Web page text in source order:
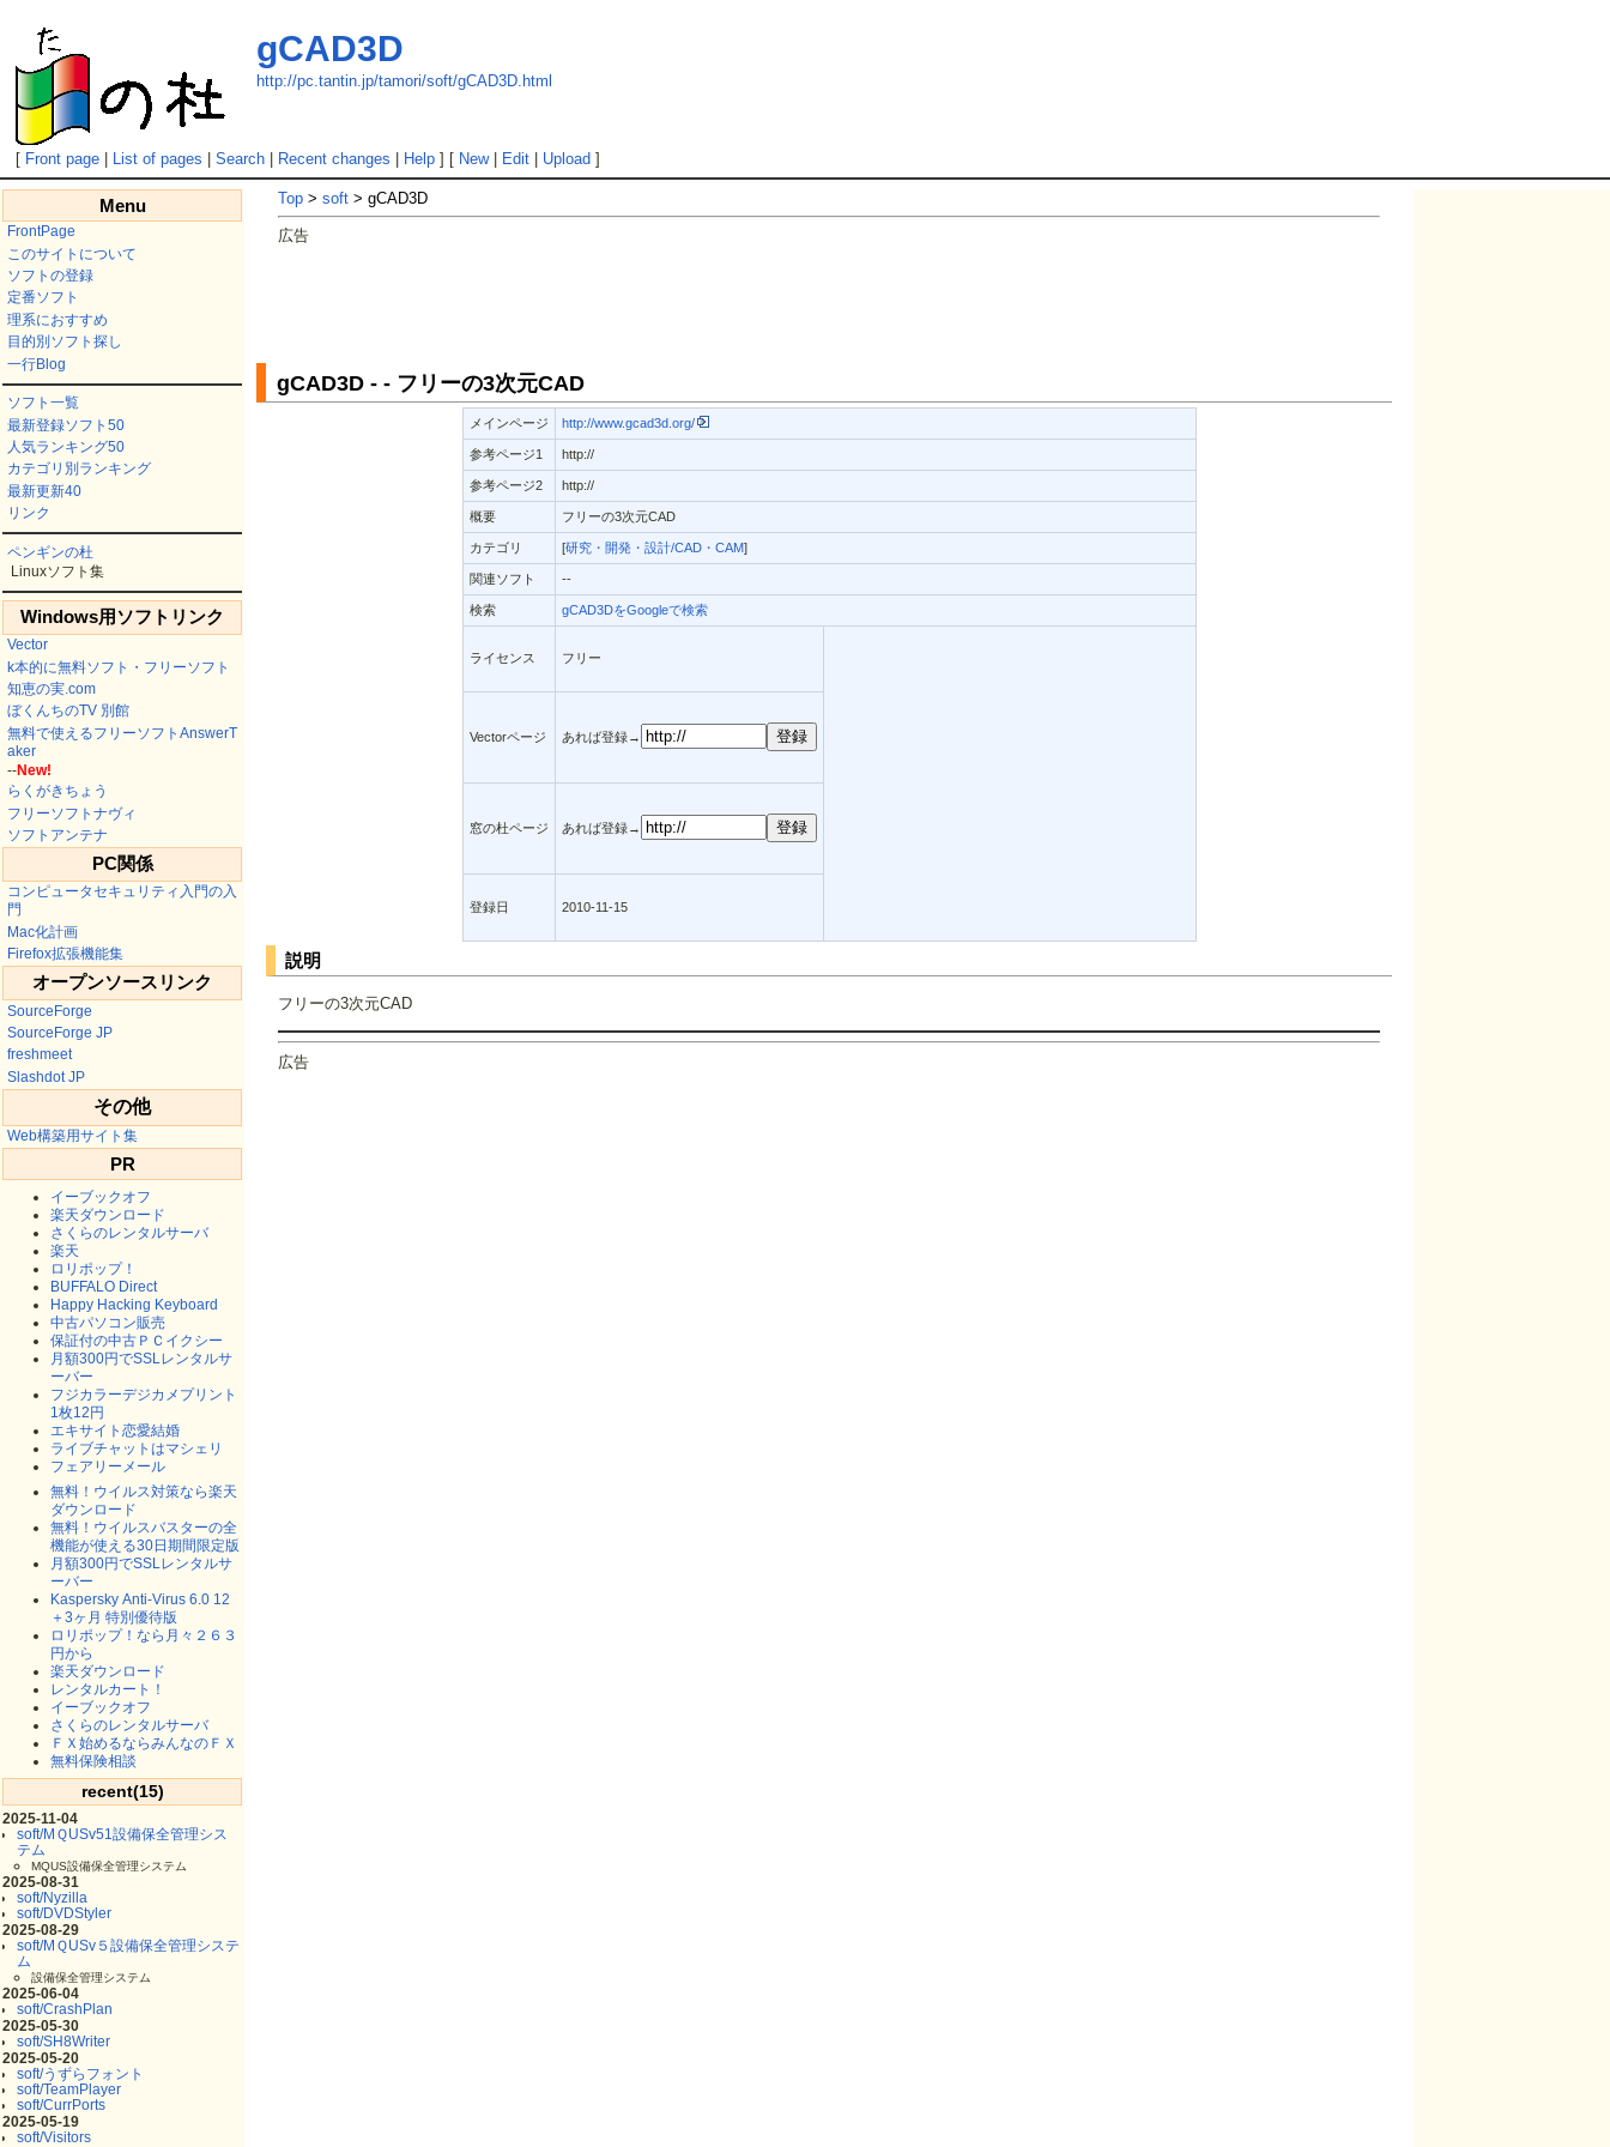
gCAD3D
http://pc.tantin.jp/tamori/soft/gCAD3D.html
[ Front page List of pages |Search Recent changes Help ] [ New| Edit Upload ]
Menu
FrontPage
このサイトについて
ソフトの登録
定番ソフト
理系におすすめ
目的別ソフト探し
一行Blog
ソフト一覧
最新登録ソフト50
人気ランキング50
カテゴリ別ランキング
最新更新40
リンク
ペンギンの杜
Linuxソフト集
Windows用ソフトリンク
Vector
k本的に無料ソフト・フリーソフト
知恵の実.com
ぼくんちのTV 別館
無料で使えるフリーソフトAnswerT
aker
--New!
らくがきちょう
フリーソフトナヴィ
ソフトアンテナ
PC関係
コンピュータセキュリティ入門の入
門
Mac化計画
Firefox拡張機能集
オープンソースリンク
SourceForge
SourceForge JP
freshmeet
Slashdot JP
その他
Web構築用サイト集
PR
イーブックオフ
楽天ダウンロード
さくらのレンタルサーバ
楽天
ロリポップ！
BUFFALO Direct
Happy Hacking Keyboard
中古パソコン販売
保証付の中古ＰＣイクシー
月額300円でSSLレンタルサ
ーバー
フジカラーデジカメプリント
1枚12円
エキサイト恋愛結婚
ライブチャットはマシェリ
フェアリーメール
無料！ウイルス対策なら楽天
ダウンロード
無料！ウイルスバスターの全
機能が使える30日期間限定版
月額300円でSSLレンタルサ
ーバー
Kaspersky Anti-Virus 6.0 12
＋3ヶ月 特別優待版
ロリポップ！なら月々２６３
円から
楽天ダウンロード
レンタルカート！
イーブックオフ
さくらのレンタルサーバ
ＦＸ始めるならみんなのＦＸ
無料保険相談
recent(15)
2025-11-04
soft/MＱUSv51設備保全管理シス
テム
MQUS設備保全管理システム
2025-08-31
soft/Nyzilla
soft/DVDStyler
2025-08-29
soft/MＱUSv５設備保全管理システ
ム
設備保全管理システム
2025-06-04
soft/CrashPlan
2025-05-30
soft/SH8Writer
2025-05-20
soft/うずらフォント
soft/TeamPlayer
soft/CurrPorts
2025-05-19
soft/Visitors
Top > soft > gCAD3D
広告
gCAD3D - - フリーの3次元CAD
メインページ http://www.gcad3d.org/
参考ページ1 http://
参考ページ2 http://
概要 フリーの3次元CAD
カテゴリ [研究・開発・設計/CAD・CAM]
関連ソフト --
検索 gCAD3DをGoogleで検索
ライセンス フリー
Vectorページ あれば登録→
窓の杜ページ あれば登録→
登録日 2010-11-15
説明
フリーの3次元CAD
広告